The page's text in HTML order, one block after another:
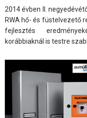
2014 évben II.
RWA hő- és füstelvezető
fejlesztés
korábbiaknál is testre